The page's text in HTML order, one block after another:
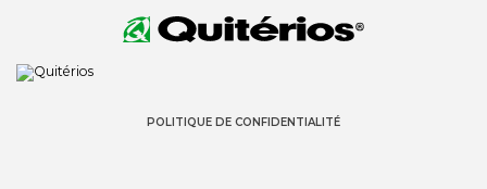
POLITIQUE DE CONFIDENTIALITÉ